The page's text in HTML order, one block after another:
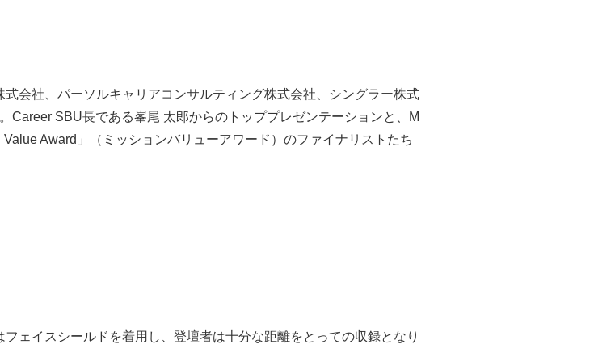
会社、パーソルキャリアコンサルティング株式会社、シングラー株式
Career SBU長である峯尾 太郎からのトッププレゼンテーションと、M
Award」（ミッションバリューアワード）のファイナリストたち
ェイスシールドを着用し、登壇者は十分な距離をとっての収録となり